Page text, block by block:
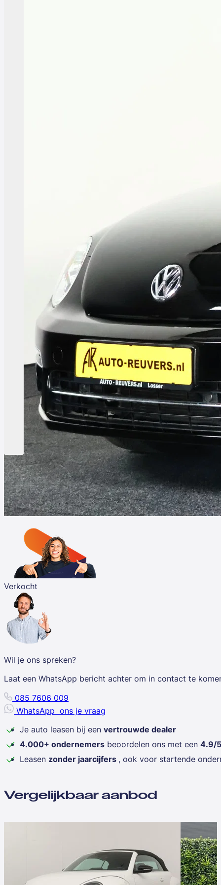
Verkocht
Wil je ons spreken?
Laat een WhatsApp bericht achter om in contact te
085 7606 009
WhatsApp ons je vraag
Je auto leasen bij een vertrouwde dealer
4.000+ ondernemers beoordelen ons met een 4.9/5
Leasen zonder jaarcijfers , ook voor startende
Vergelijkbaar aanbod